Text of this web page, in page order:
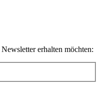
erhalten möchten: